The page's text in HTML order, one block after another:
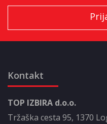
Kontakt
TOP IZBIRA d.o.o.
Tržaška cesta 95, 1370